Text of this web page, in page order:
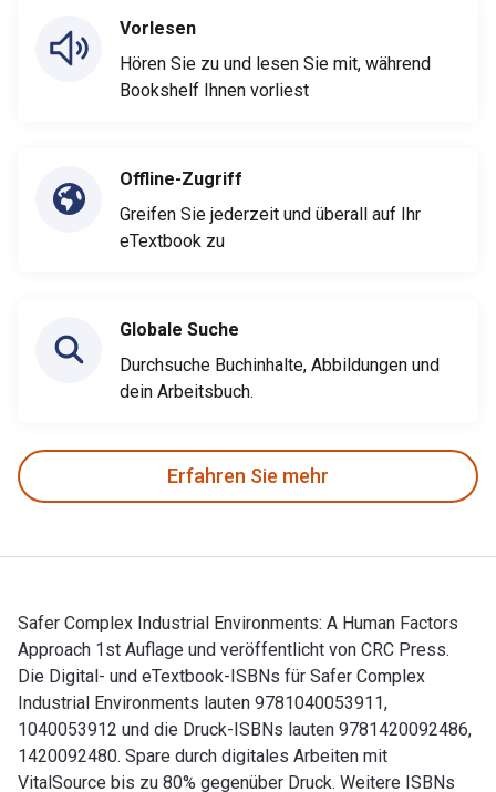
Vorlesen
Hören Sie zu und lesen Sie mit, während
Bookshelf Ihnen vorliest
Offline-Zugriff
Greifen Sie jederzeit und überall auf Ihr
eTextbook zu
Globale Suche
Durchsuche Buchinhalte, Abbildungen und
dein Arbeitsbuch.
Erfahren Sie mehr
Safer Complex Industrial Environments: A Human Factors
Approach 1st Auflage und veröffentlicht von CRC Press.
Die Digital- und eTextbook-ISBNs für Safer Complex
Industrial Environments lauten 9781040053911,
1040053912 und die Druck-ISBNs lauten 9781420092486,
1420092480. Spare durch digitales Arbeiten mit
VitalSource bis zu 80% gegenüber Druck. Weitere ISBNs